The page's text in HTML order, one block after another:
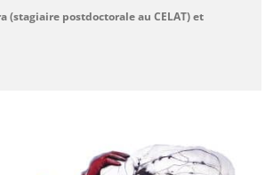
(stagiaire postdoctorale au CELAT) et